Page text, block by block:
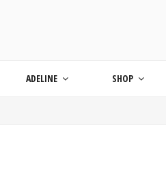
ADELINE SHOP